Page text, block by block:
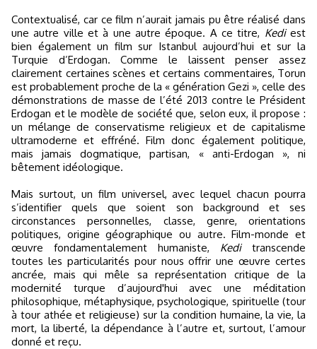
Contextualisé, car ce film n’aurait jamais pu être réalisé dans
une autre ville et à une autre époque. A ce titre, Kediest
bien également un film sur Istanbul aujourd’hui et sur la
Turquie d’Erdogan. Comme le laissent penser assez
clairement certaines scènes et certains commentaires, Torun
est probablement proche de la « génération Gezi », celle des
démonstrations de masse de l’été 2013 contre le Président
Erdogan et le modèle de société que, selon eux, il propose :
un mélange de conservatisme religieux et de capitalisme
ultramoderne et effréné. Film donc également politique,
mais jamais dogmatique, partisan, « anti-Erdogan », ni
bêtement idéologique.
Mais surtout, un film universel, avec lequel chacun pourra
s’identifier quels que soient son background et ses
circonstances personnelles, classe, genre, orientations
politiques, origine géographique ou autre. Film-monde et
œuvre fondamentalement humaniste, Keditranscende
toutes les particularités pour nous offrir une œuvre certes
ancrée, mais qui mêle sa représentation critique de la
modernité turque d’aujourd'hui avec une méditation
philosophique, métaphysique, psychologique, spirituelle (tour
à tour athée et religieuse) sur la condition humaine, la vie, la
mort, la liberté, la dépendance à l’autre et, surtout, l’amour
donné et reçu.